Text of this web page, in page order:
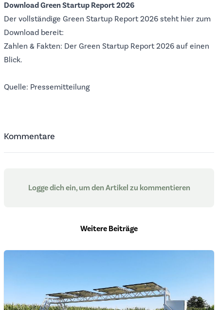
Download Green Startup Report 2026
Der vollständige Green Startup Report 2026 steht hier zum
Download bereit:
Zahlen & Fakten: Der Green Startup Report 2026 auf einen
Blick.
Quelle: Pressemitteilung
Kommentare
Logge dich ein, um den Artikel zu kommentieren
Weitere Beiträge